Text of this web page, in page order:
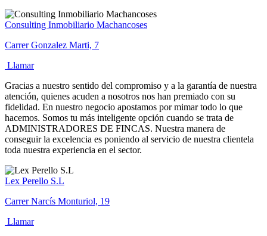
Consulting Inmobiliario Machancoses
Carrer Gonzalez Marti, 7
Llamar
Gracias a nuestro sentido del compromiso y a la garantía de nuestra
atención, quienes acuden a nosotros nos han premiado con su
fidelidad. En nuestro negocio apostamos por mimar todo lo que
hacemos. Somos tu más inteligente opción cuando se trata de
ADMINISTRADORES DE FINCAS. Nuestra manera de
conseguir la excelencia es poniendo al servicio de nuestra clientela
toda nuestra experiencia en el sector.
Lex Perello S.L
Carrer Narcís Monturiol, 19
Llamar